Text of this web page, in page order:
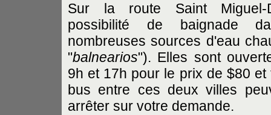
Sur la route Saint Miguel-
possibilité de baignade
nombreuses sources d'eau
"balnearios"). Elles sont
9h et 17h pour le prix de $80 et
bus entre ces deux villes
arrêter sur votre demande.